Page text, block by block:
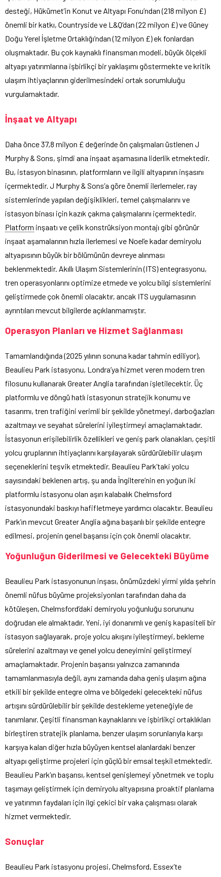
desteği, Hükümet’in Konut ve Altyapı Fonu’ndan (218 milyon £)
önemli bir katkı, Countryside ve L&Q’dan (22 milyon £) ve Güney
Doğu Yerel İşletme Ortaklığı’ndan (12 milyon £) ek fonlardan
oluşmaktadır. Bu çok kaynaklı finansman modeli, büyük ölçekli
altyapı yatırımlarına işbirlikçi bir yaklaşımı göstermekte ve kritik
ulaşım ihtiyaçlarının giderilmesindeki ortak sorumluluğu
vurgulamaktadır.
İnşaat ve Altyapı
Daha önce 37,8 milyon £ değerinde ön çalışmaları üstlenen J
Murphy & Sons, şimdi ana inşaat aşamasına liderlik etmektedir.
Bu, istasyon binasının, platformların ve ilgili altyapının inşasını
içermektedir. J Murphy & Sons’a göre önemli ilerlemeler, ray
sistemlerinde yapılan değişiklikleri, temel çalışmalarını ve
istasyon binası için kazık çakma çalışmalarını içermektedir.
Platform inşaatı ve çelik konstrüksiyon montajı gibi görünür
inşaat aşamalarının hızla ilerlemesi ve Noel’e kadar demiryolu
altyapısının büyük bir bölümünün devreye alınması
beklenmektedir. Akıllı Ulaşım Sistemlerinin (ITS) entegrasyonu,
tren operasyonlarını optimize etmede ve yolcu bilgi sistemlerini
geliştirmede çok önemli olacaktır, ancak ITS uygulamasının
ayrıntıları mevcut bilgilerde açıklanmamıştır.
Operasyon Planları ve Hizmet Sağlanması
Tamamlandığında (2025 yılının sonuna kadar tahmin ediliyor),
Beaulieu Park istasyonu, Londra’ya hizmet veren modern tren
filosunu kullanarak Greater Anglia tarafından işletilecektir. Üç
platformlu ve döngü hatlı istasyonun stratejik konumu ve
tasarımı, tren trafiğini verimli bir şekilde yönetmeyi, darboğazları
azaltmayı ve seyahat sürelerini iyileştirmeyi amaçlamaktadır.
İstasyonun erişilebilirlik özellikleri ve geniş park olanakları, çeşitli
yolcu gruplarının ihtiyaçlarını karşılayarak sürdürülebilir ulaşım
seçeneklerini teşvik etmektedir. Beaulieu Park’taki yolcu
sayısındaki beklenen artış, şu anda İngiltere’nin en yoğun iki
platformlu istasyonu olan aşırı kalabalık Chelmsford
istasyonundaki baskıyı hafifletmeye yardımcı olacaktır. Beaulieu
Park’ın mevcut Greater Anglia ağına başarılı bir şekilde entegre
edilmesi, projenin genel başarısı için çok önemli olacaktır.
Yoğunluğun Giderilmesi ve Gelecekteki Büyüme
Beaulieu Park istasyonunun inşası, önümüzdeki yirmi yılda şehrin
önemli nüfus büyüme projeksiyonları tarafından daha da
kötüleşen, Chelmsford’daki demiryolu yoğunluğu sorununu
doğrudan ele almaktadır. Yeni, iyi donanımlı ve geniş kapasiteli bir
istasyon sağlayarak, proje yolcu akışını iyileştirmeyi, bekleme
sürelerini azaltmayı ve genel yolcu deneyimini geliştirmeyi
amaçlamaktadır. Projenin başarısı yalnızca zamanında
tamamlanmasıyla değil, aynı zamanda daha geniş ulaşım ağına
etkili bir şekilde entegre olma ve bölgedeki gelecekteki nüfus
artışını sürdürülebilir bir şekilde destekleme yeteneğiyle de
tanımlanır. Çeşitli finansman kaynaklarını ve işbirlikçi ortaklıkları
birleştiren stratejik planlama, benzer ulaşım sorunlarıyla karşı
karşıya kalan diğer hızla büyüyen kentsel alanlardaki benzer
altyapı geliştirme projeleri için güçlü bir emsal teşkil etmektedir.
Beaulieu Park’ın başarısı, kentsel genişlemeyi yönetmek ve toplu
taşımayı geliştirmek için demiryolu altyapısına proaktif planlama
ve yatırımın faydaları için ilgi çekici bir vaka çalışması olarak
hizmet vermektedir.
Sonuçlar
Beaulieu Park istasyonu projesi, Chelmsford, Essex’te